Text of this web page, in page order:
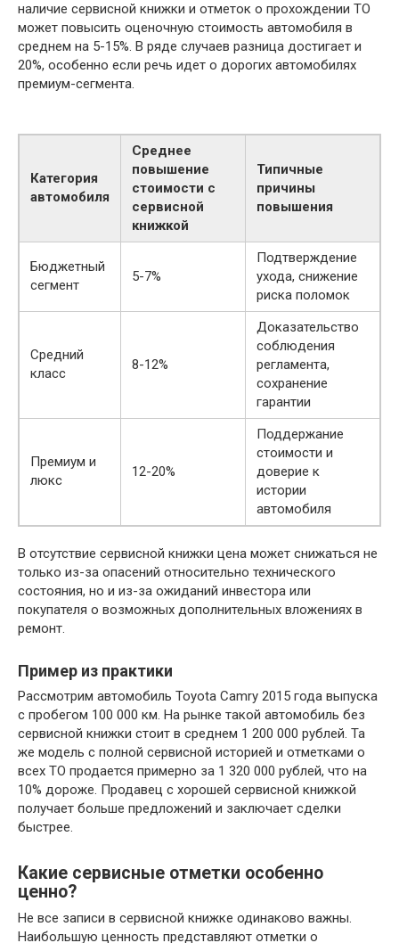
наличие сервисной книжки и отметок о прохождении ТО
может повысить оценочную стоимость автомобиля в
среднем на 5-15%. В ряде случаев разница достигает и
20%, особенно если речь идет о дорогих автомобилях
премиум-сегмента.
Категория
автомобиля
Среднее
повышение
стоимости с
сервисной
книжкой
Типичные
причины
повышения
Бюджетный
сегмент
5-7%
Подтверждение
ухода, снижение
риска поломок
Средний
класс
8-12%
Доказательство
соблюдения
регламента,
сохранение
гарантии
Премиум и
люкс
12-20%
Поддержание
стоимости и
доверие к
истории
автомобиля
В отсутствие сервисной книжки цена может снижаться не
только из-за опасений относительно технического
состояния, но и из-за ожиданий инвестора или
покупателя о возможных дополнительных вложениях в
ремонт.
Пример из практики
Рассмотрим автомобиль Toyota Camry 2015 года выпуска
с пробегом 100 000 км. На рынке такой автомобиль без
сервисной книжки стоит в среднем 1 200 000 рублей. Та
же модель с полной сервисной историей и отметками о
всех ТО продается примерно за 1 320 000 рублей, что на
10% дороже. Продавец с хорошей сервисной книжкой
получает больше предложений и заключает сделки
быстрее.
Какие сервисные отметки особенно
ценно?
Не все записи в сервисной книжке одинаково важны.
Наибольшую ценность представляют отметки о